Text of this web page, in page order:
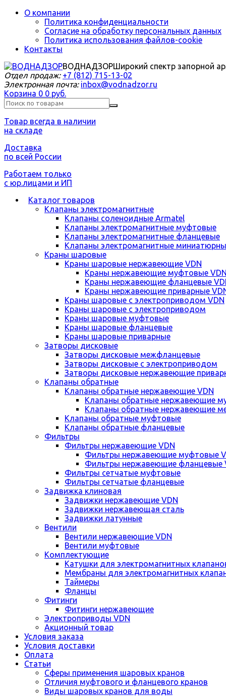
О компании
Политика конфиденциальности
Согласие на обработку персональных данных
Политика использования файлов-cookie
Контакты
ВОДНАДЗОРШирокий спектр запорной
Отдел продаж: +7 (812) 715-13-02
Электронная почта: inbox@vodnadzor.ru
Корзина 0 0 руб.
Товар всегда в наличии
на складе
Доставка
по всей России
Работаем только
с юр.лицами и ИП
Каталог товаров
Клапаны электромагнитные
Клапаны соленоидные Armatel
Клапаны электромагнитные муфтовые
Клапаны электромагнитные фланцевые
Клапаны электромагнитные
Краны шаровые
Краны шаровые нержавеющие VDN
Краны нержавеющие муфтовые VDN
Краны нержавеющие фланцевые
Краны нержавеющие приварные
Краны шаровые с электроприводом VDN
Краны шаровые с электроприводом
Краны шаровые муфтовые
Краны шаровые фланцевые
Краны шаровые приварные
Затворы дисковые
Затворы дисковые межфланцевые
Затворы дисковые с электроприводом
Затворы дисковые нержавеющие
Клапаны обратные
Клапаны обратные нержавеющие VDN
Клапаны обратные нержавеющие
Клапаны обратные нержавеющие
Клапаны обратные муфтовые
Клапаны обратные фланцевые
Фильтры
Фильтры нержавеющие VDN
Фильтры нержавеющие муфтовые
Фильтры нержавеющие фланцевые
Фильтры сетчатые муфтовые
Фильтры сетчатые фланцевые
Задвижка клиновая
Задвижки нержавеющие VDN
Задвижки нержавеющая сталь
Задвижки латунные
Вентили
Вентили нержавеющие VDN
Вентили муфтовые
Комплектующие
Катушки для электромагнитных
Мембраны для электромагнитных
Таймеры
Фланцы
Фитинги
Фитинги нержавеющие
Электроприводы VDN
Акционный товар
Условия заказа
Условия доставки
Оплата
Статьи
Сферы применения шаровых кранов
Отличия муфтового и фланцевого кранов
Виды шаровых кранов для воды